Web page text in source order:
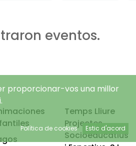
eventos.
Temps Lliure
Projectes
Socioeducatius
proporcionar-vos una millor
Política de cookies Estic d'acord